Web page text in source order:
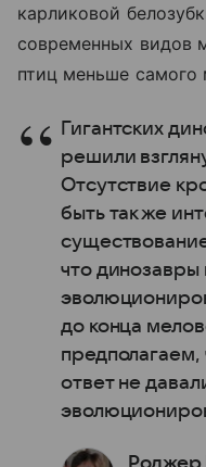
карликовой
современных видов
птиц меньше самого
Гигантских
решили
Отсутствие
быть так же
что
до конца
ответ не
Роджер